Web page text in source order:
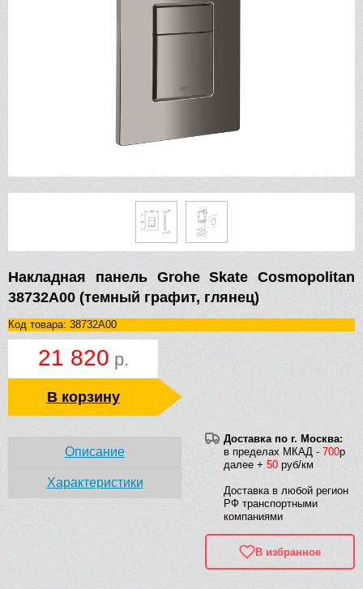
Накладная панель Grohe Skate Cosmopolitan
38732A00 (темный графит, глянец)
Код товара: 38732A00
21 820 р.
В корзину
Доставка по г. Москва:
в пределах МКАД - 700р
далее + 50 руб/км
Доставка в любой регион
РФ транспортными
компаниями
В избранное
Описание
Характеристики